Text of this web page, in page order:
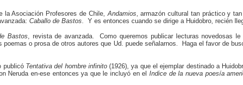
la Asociación Profesores de Chile,Andamios, armazón cultural tan práctico y
Caballo de Bastos. Y es entonces cuando se dirige a Huidobro, recién
Bastos, revista de avanzada. Como queremos publicar lecturas novedosas
o prosa de otros autores que Ud. puede señalarnos. Haga el favor de
publicó Tentativa del hombre infinito(1926), ya que el ejemplar destinado a
Neruda en-ese entonces ya que le incluyó en elIndice de la nueva poesía